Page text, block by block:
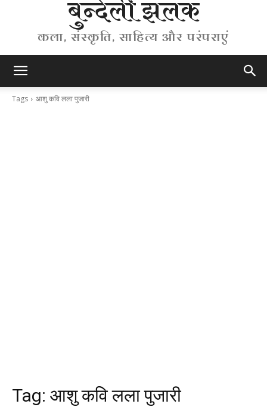
बुन्देली झलक
कला, संस्कृति, साहित्य और परंपराएं
Tags आशु कवि लला पुजारी
Tag: आशु कवि लला पुजारी